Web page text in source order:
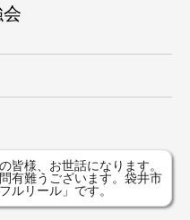
皆様、お世話になります。
有難うございます。袋井市
ルリール」です。